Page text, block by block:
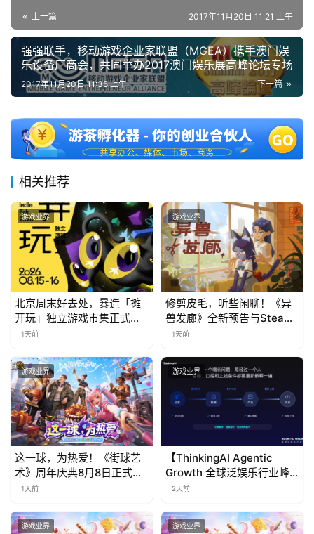
上一篇 2017年11月20日 11:21 上午
强强联手，移动游戏企业家联盟（MGEA）携手澳门娱
乐设备厂商会，共同举办2017澳门娱乐展高峰论坛专场
下一篇
2017年11月20日 11:35 上午
相关推荐
游戏业界
北京周末好去处，暴造「摊
开玩」独立游戏市集正式开
票！
1天前
游戏业界
修剪皮毛，听些闲聊！《异
兽发廊》全新预告与Steam
免费试玩公开
1天前
游戏业界
这一球，为热爱！《街球艺
术》周年庆典8月8日正式上
线，多重福利与全新内容同
1天前
游戏业界
【ThinkingAI Agentic
Growth 全球泛娱乐行业峰
会】Agent 时代，人到底负
2天前
游戏业界 游戏业界